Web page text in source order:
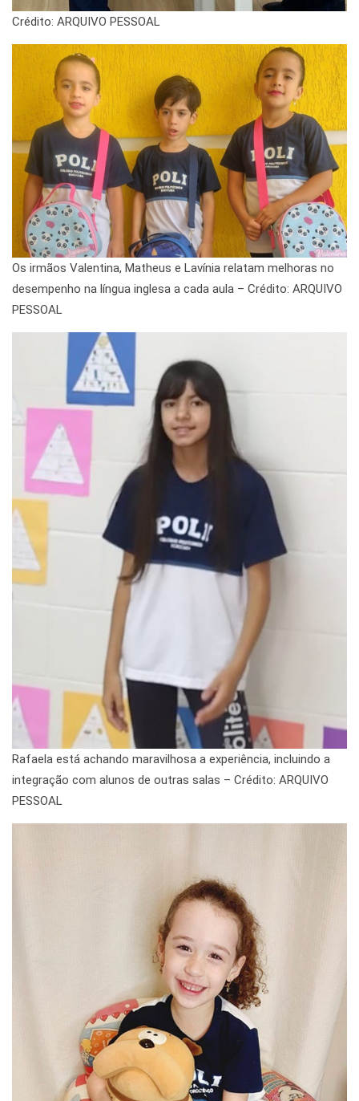
Crédito: ARQUIVO PESSOAL
Os irmãos Valentina, Matheus e Lavínia relatam melhoras no
desempenho na língua inglesa a cada aula – Crédito: ARQUIVO
PESSOAL
Rafaela está achando maravilhosa a experiência, incluindo a
integração com alunos de outras salas – Crédito: ARQUIVO
PESSOAL